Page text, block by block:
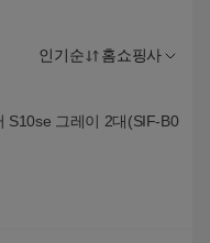
인기순 홈쇼핑사
S10se 그레이 2대(SIF-B0